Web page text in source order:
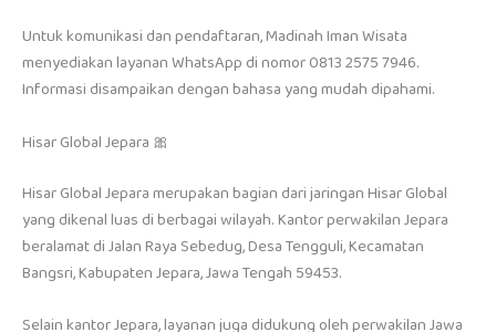
Untuk komunikasi dan pendaftaran, Madinah Iman Wisata
menyediakan layanan WhatsApp di nomor 0813 2575 7946.
Informasi disampaikan dengan bahasa yang mudah dipahami.
Hisar Global Jepara 🎀
Hisar Global Jepara merupakan bagian dari jaringan Hisar Global
yang dikenal luas di berbagai wilayah. Kantor perwakilan Jepara
beralamat di Jalan Raya Sebedug, Desa Tengguli, Kecamatan
Bangsri, Kabupaten Jepara, Jawa Tengah 59453.
Selain kantor Jepara, layanan juga didukung oleh perwakilan Jawa